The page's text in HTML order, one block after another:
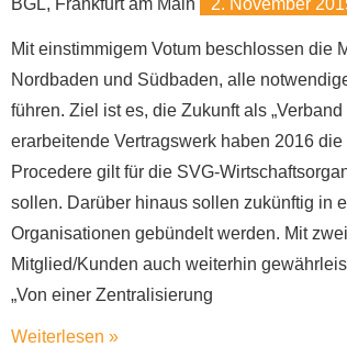
BGL, Frankfurt am Main 2. November
Mit einstimmigem Votum beschlossen die
Nordbaden und Südbaden, alle
führen. Ziel ist es, die Zukunft als
erarbeitende Vertragswerk haben 2016
Procedere gilt für die SVG-
sollen. Darüber hinaus sollen zukünftig in
Organisationen gebündelt werden. Mit
Mitglied/Kunden auch weiterhin
„Von einer Zentralisierung
Weiterlesen »